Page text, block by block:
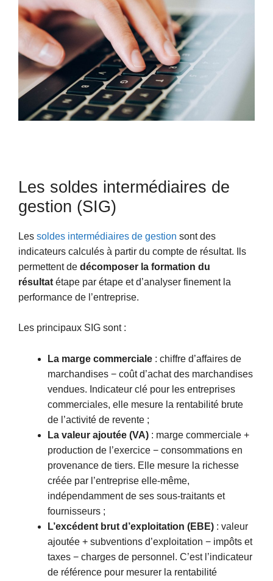
Les soldes intermédiaires de
gestion (SIG)
Les soldes intermédiaires de gestion sont des
indicateurs calculés à partir du compte de résultat. Ils
permettent de décomposer la formation du
résultat étape par étape et d’analyser finement la
performance de l’entreprise.
Les principaux SIG sont :
La marge commerciale : chiffre d’affaires de
marchandises − coût d’achat des marchandises
vendues. Indicateur clé pour les entreprises
commerciales, elle mesure la rentabilité brute
de l’activité de revente ;
La valeur ajoutée (VA) : marge commerciale +
production de l’exercice − consommations en
provenance de tiers. Elle mesure la richesse
créée par l’entreprise elle-même,
indépendamment de ses sous-traitants et
fournisseurs ;
L’excédent brut d’exploitation (EBE) : valeur
ajoutée + subventions d’exploitation − impôts et
taxes − charges de personnel. C’est l’indicateur
de référence pour mesurer la rentabilité